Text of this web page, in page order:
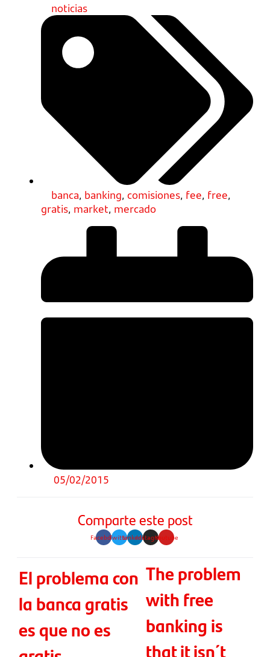
noticias
banca, banking, comisiones, fee, free,
gratis, market, mercado
05/02/2015
Comparte este post
FacebookTwitterLinkedinInstagramYoutube
El problema con
la banca gratis
es que no es
The problem
with free
banking is
that it isn´t